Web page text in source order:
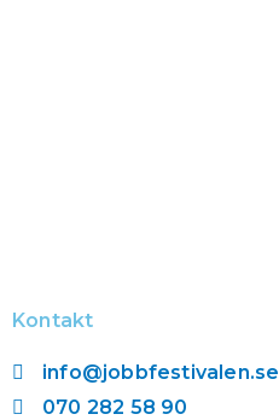
Kontakt
info@jobbfestivalen.se
070 282 58 90